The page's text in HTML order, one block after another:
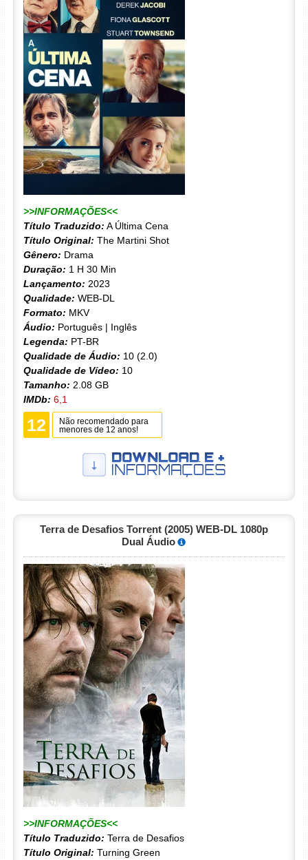
>>INFORMAÇÕES<<
Título Traduzido: A Última Cena
Título Original: The Martini Shot
Gênero: Drama
Duração: 1 H 30 Min
Lançamento: 2023
Qualidade: WEB-DL
Formato: MKV
Áudio: Português | Inglês
Legenda: PT-BR
Qualidade de Áudio: 10 (2.0)
Qualidade de Vídeo: 10
Tamanho: 2.08 GB
IMDb: 6,1
12
Não recomendado para
menores de 12 anos!
Terra de Desafios Torrent (2005) WEB-DL 1080p
Dual Áudio
>>INFORMAÇÕES<<
Título Traduzido: Terra de Desafios
Título Original: Turning Green